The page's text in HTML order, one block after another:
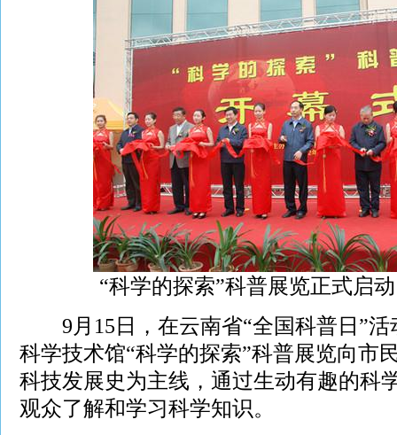
“科学的探索”科普展览正式启
9月15日，在云南省“全国科普日”活
科学技术馆“科学的探索”科普展览向市
科技发展史为主线，通过生动有趣的科
观众了解和学习科学知识。